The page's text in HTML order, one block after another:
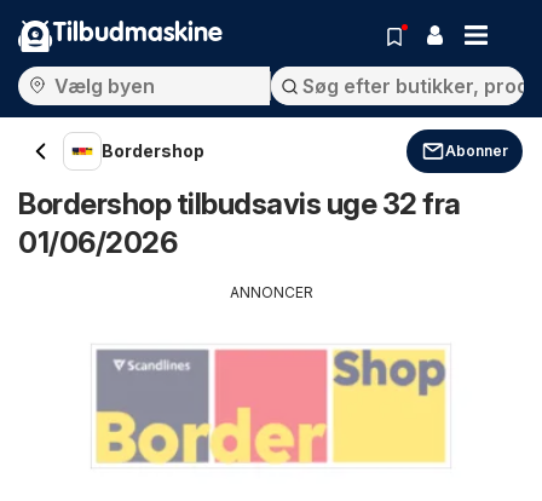
Tilbudmaskine
Bordershop Abonner
Bordershop tilbudsavis uge 32 fra
01/06/2026
ANNONCER